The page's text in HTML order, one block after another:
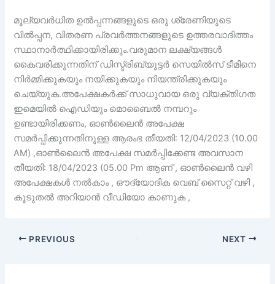
മൂല്യവർധിത ഉൽപ്പന്നങ്ങളുടെ ഒരു ശ്രേണിയുടെ
വിൽപ്പന, വിതരണ പ്രവർത്തനങ്ങളുടെ ഉത്തരവാദിത്തം
സ്ഥാനാർത്ഥിക്കായിരിക്കും.വരുമാന ലക്ഷ്യങ്ങൾ
കൈവരിക്കുന്നതിന് ഡിസ്ട്രിബ്യൂട്ടർ സെയിൽസ് ടീമിനെ
നിർമ്മിക്കുകയും നയിക്കുകയും നിയന്ത്രിക്കുകയും
ചെയ്യുക.അപേക്ഷകർക്ക് സാധുവായ ഒരു വ്യക്തിഗത
ഇമെയിൽ ഐഡിയും മൊബൈൽ നമ്പറും
ഉണ്ടായിരിക്കണം, ഓൺലൈൻ അപേക്ഷ
സമർപ്പിക്കുന്നതിനുള്ള ആരംഭ തീയതി: 12/04/2023 (10.00
AM) ,ഓൺലൈൻ അപേക്ഷ സമർപ്പിക്കേണ്ട അവസാന
തീയതി: 18/04/2023 (05.00 Pm ആണ് , ഓൺലൈൻ വഴി
അപേക്ഷകൾ നൽകാം , ഔദ്യോദിക വെബ് സൈറ്റ് വഴി ,
കൂടുതൽ അറിയാൻ വീഡിയോ കാണുക ,
PREVIOUS NEXT